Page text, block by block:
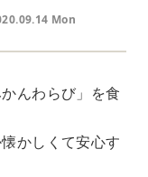
Mon
んわらび」を食
かしくて安心す